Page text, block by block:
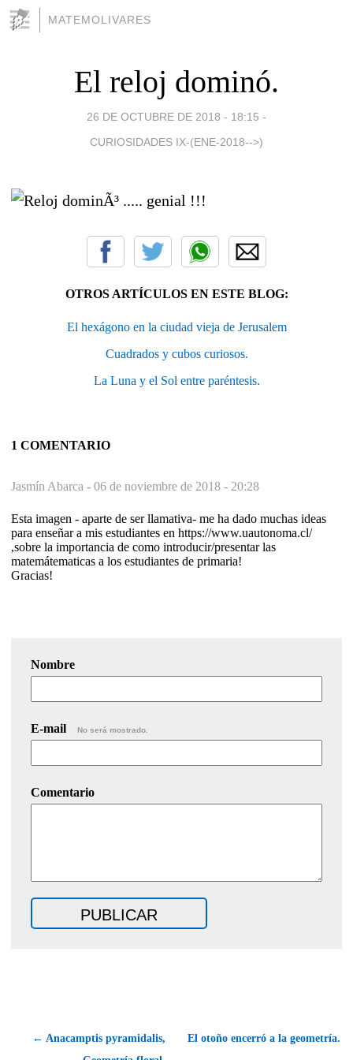
MATEMOLIVARES
El reloj dominó.
26 DE OCTUBRE DE 2018 - 18:15 -
CURIOSIDADES IX-(ENE-2018-->)
OTROS ARTÍCULOS EN ESTE BLOG:
El hexágono en la ciudad vieja de Jerusalem
Cuadrados y cubos curiosos.
La Luna y el Sol entre paréntesis.
1 COMENTARIO
Jasmín Abarca - 06 de noviembre de 2018 - 20:28
Esta imagen - aparte de ser llamativa- me ha dado muchas ideas
para enseñar a mis estudiantes en https://www.uautonoma.cl/
,sobre la importancia de como introducir/presentar las
matemátematicas a los estudiantes de primaria!
Gracias!
Nombre
E-mail No será mostrado.
Comentario
← Anacamptis pyramidalis,
El otoño encerró a la geometría.